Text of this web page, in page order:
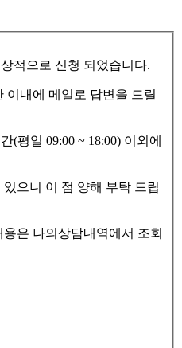
적으로 신청 되었습니다.
이내에 메일로 답변을 드릴
(평일 09:00 ~ 18:00) 이외에
으니 이 점 양해 부탁 드립
은 나의상담내역에서 조회